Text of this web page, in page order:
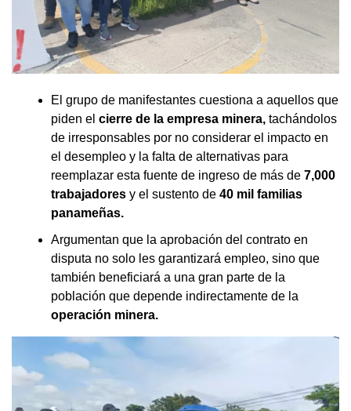
El grupo de manifestantes cuestiona a aquellos que
piden el cierre de la empresa minera, tachándolos
de irresponsables por no considerar el impacto en
el desempleo y la falta de alternativas para
reemplazar esta fuente de ingreso de más de 7,000
trabajadores y el sustento de 40 mil familias
panameñas.
Argumentan que la aprobación del contrato en
disputa no solo les garantizará empleo, sino que
también beneficiará a una gran parte de la
población que depende indirectamente de la
operación minera.